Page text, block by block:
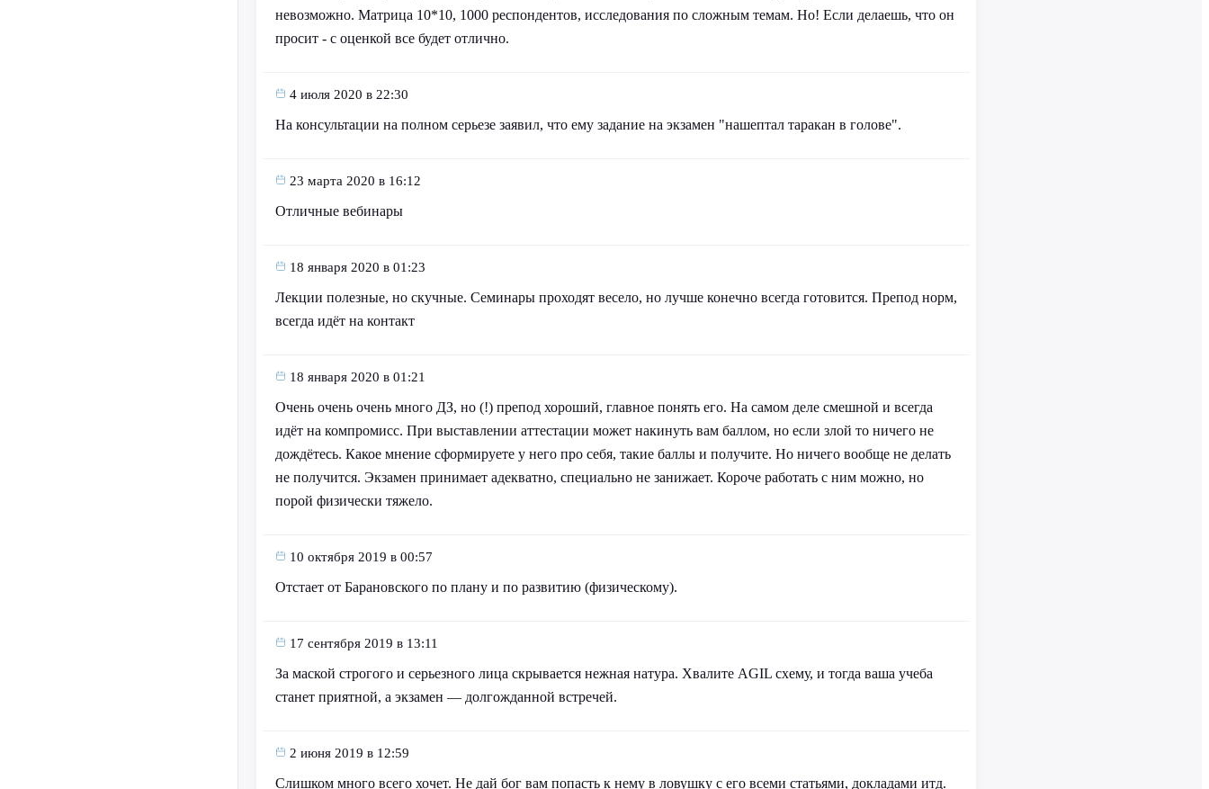
невозможно. Матрица 10*10, 1000 респондентов, исследования по сложным темам. Но! Если делаешь, что он
просит - с оценкой все будет отлично.
4 июля 2020 в 22:30
На консультации на полном серьезе заявил, что ему задание на экзамен "нашептал таракан в голове".
23 марта 2020 в 16:12
Отличные вебинары
18 января 2020 в 01:23
Лекции полезные, но скучные. Семинары проходят весело, но лучше конечно всегда готовится. Препод норм,
всегда идёт на контакт
18 января 2020 в 01:21
Очень очень очень много ДЗ, но (!) препод хороший, главное понять его. На самом деле смешной и всегда
идёт на компромисс. При выставлении аттестации может накинуть вам баллом, но если злой то ничего не
дождётесь. Какое мнение сформируете у него про себя, такие баллы и получите. Но ничего вообще не делать
не получится. Экзамен принимает адекватно, специально не занижает. Короче работать с ним можно, но
порой физически тяжело.
10 октября 2019 в 00:57
Отстает от Барановского по плану и по развитию (физическому).
17 сентября 2019 в 13:11
За маской строгого и серьезного лица скрывается нежная натура. Хвалите AGIL схему, и тогда ваша учеба
станет приятной, а экзамен — долгожданной встречей.
2 июня 2019 в 12:59
Слишком много всего хочет. Не дай бог вам попасть к нему в ловушку с его всеми статьями, докладами итд.